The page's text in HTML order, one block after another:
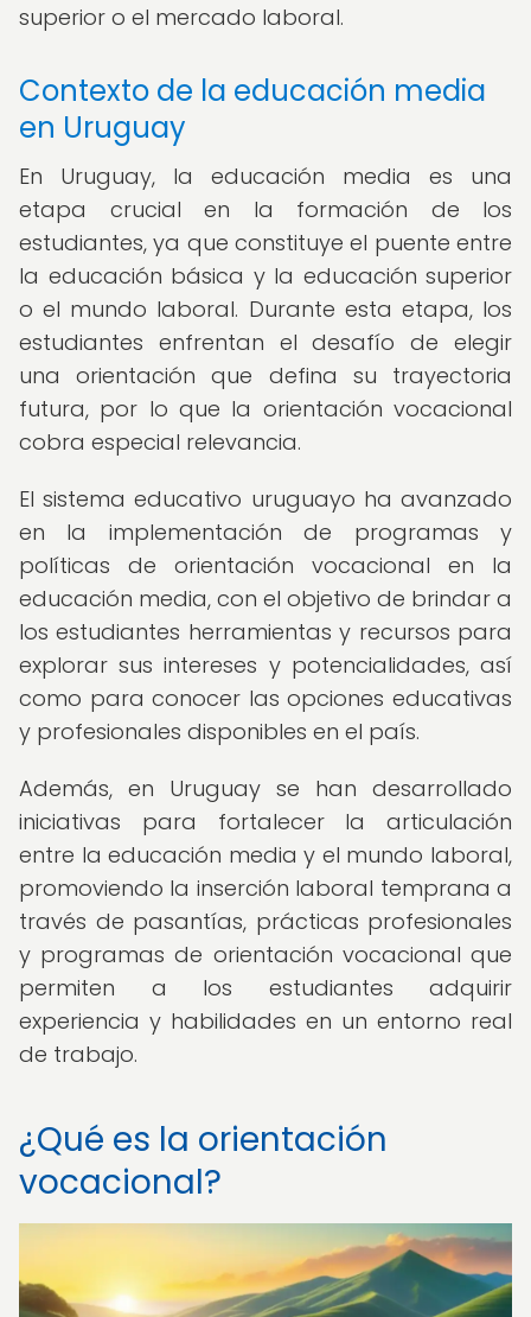
superior o el mercado laboral.
Contexto de la educación media
en Uruguay
En Uruguay, la educación media es una
etapa crucial en la formación de los
estudiantes, ya que constituye el puente entre
la educación básica y la educación superior
o el mundo laboral. Durante esta etapa, los
estudiantes enfrentan el desafío de elegir
una orientación que defina su trayectoria
futura, por lo que la orientación vocacional
cobra especial relevancia.
El sistema educativo uruguayo ha avanzado
en la implementación de programas y
políticas de orientación vocacional en la
educación media, con el objetivo de brindar a
los estudiantes herramientas y recursos para
explorar sus intereses y potencialidades, así
como para conocer las opciones educativas
y profesionales disponibles en el país.
Además, en Uruguay se han desarrollado
iniciativas para fortalecer la articulación
entre la educación media y el mundo laboral,
promoviendo la inserción laboral temprana a
través de pasantías, prácticas profesionales
y programas de orientación vocacional que
permiten a los estudiantes adquirir
experiencia y habilidades en un entorno real
de trabajo.
¿Qué es la orientación
vocacional?